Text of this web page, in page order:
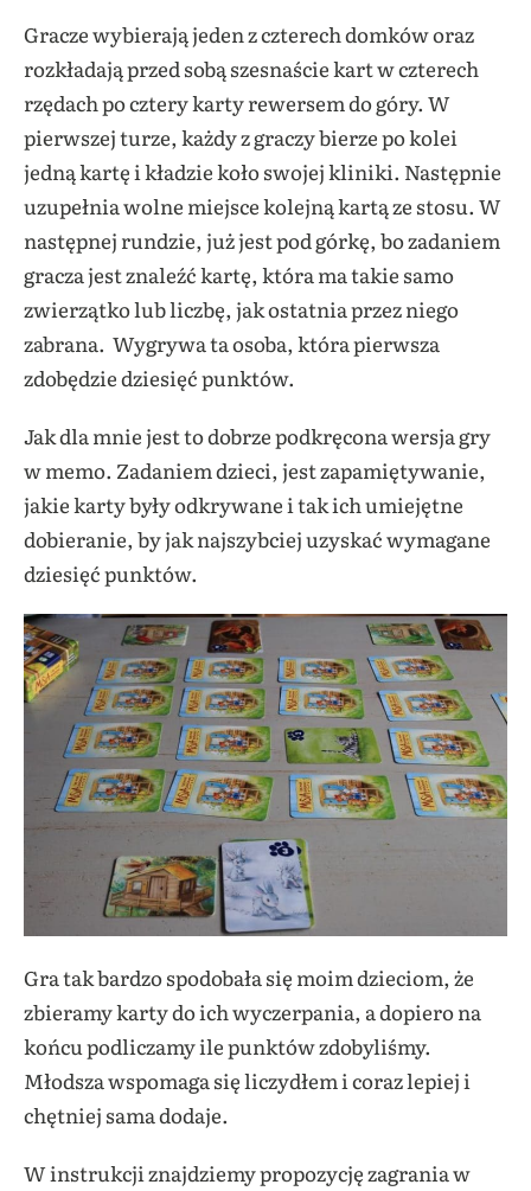
Gracze wybierają jeden z czterech domków oraz
rozkładają przed sobą szesnaście kart w czterech
rzędach po cztery karty rewersem do góry. W
pierwszej turze, każdy z graczy bierze po kolei
jedną kartę i kładzie koło swojej kliniki. Następnie
uzupełnia wolne miejsce kolejną kartą ze stosu. W
następnej rundzie, już jest pod górkę, bo zadaniem
gracza jest znaleźć kartę, która ma takie samo
zwierzątko lub liczbę, jak ostatnia przez niego
zabrana. Wygrywa ta osoba, która pierwsza
zdobędzie dziesięć punktów.
Jak dla mnie jest to dobrze podkręcona wersja gry
w memo. Zadaniem dzieci, jest zapamiętywanie,
jakie karty były odkrywane i tak ich umiejętne
dobieranie, by jak najszybciej uzyskać wymagane
dziesięć punktów.
Gra tak bardzo spodobała się moim dzieciom, że
zbieramy karty do ich wyczerpania, a dopiero na
końcu podliczamy ile punktów zdobyliśmy.
Młodsza wspomaga się liczydłem i coraz lepiej i
chętniej sama dodaje.
W instrukcji znajdziemy propozycję zagrania w